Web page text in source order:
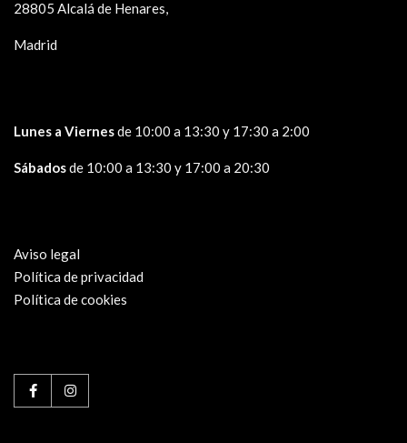
28805 Alcalá de Henares,
Madrid
Lunes a Viernesde 10:00 a 13:30 y 17:30 a 2:00
Sábadosde 10:00 a 13:30 y 17:00 a 20:30
Aviso legal
Política de privacidad
Política de cookies